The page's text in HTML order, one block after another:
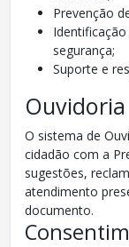
Prevenção
segurança;
Suporte e
Ouvidoria
O sistema de
cidadão com a
sugestões,
atendimento
documento.